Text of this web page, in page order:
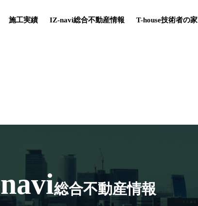
施工実績 IZ-navi総合不動産情報 T-house技術者の家
総合不動産情報